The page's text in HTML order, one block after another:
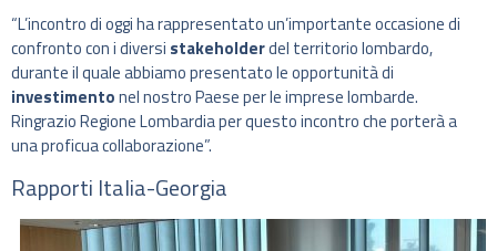
“L’incontro di oggi ha rappresentato un’importante occasione di
confronto con i diversi stakeholderdel territorio lombardo,
durante il quale abbiamo presentato le opportunità di
investimentonel nostro Paese per le imprese lombarde.
Ringrazio Regione Lombardia per questo incontro che porterà a
una proficua collaborazione”.
Rapporti Italia-Georgia